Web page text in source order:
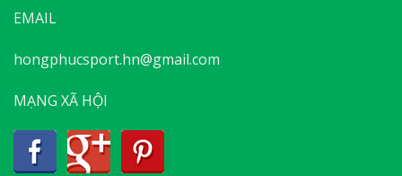
EMAIL
hongphucsport.hn@gmail.com
MẠNG XÃ HỘI